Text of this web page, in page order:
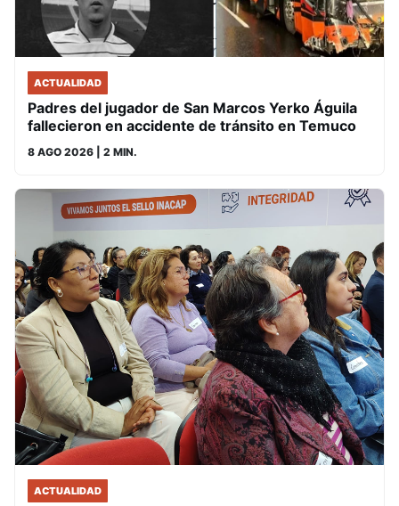
ACTUALIDAD
Padres del jugador de San Marcos Yerko Águila
fallecieron en accidente de tránsito en Temuco
8 AGO 2026 | 2 MIN.
ACTUALIDAD